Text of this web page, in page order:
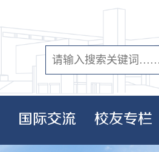
国际交流 校友专栏